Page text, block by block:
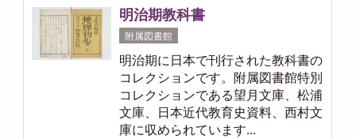
明治期教科書
附属図書館
明治期に日本で刊行された教科書の
コレクションです。附属図書館特別
コレクションである望月文庫、松浦
文庫、日本近代教育史資料、西村文
庫に収められています...